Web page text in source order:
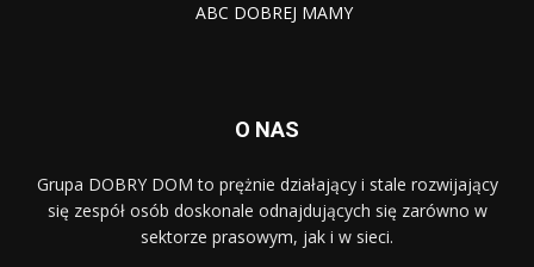
ABC DOBREJ MAMY
O NAS
Grupa DOBRY DOM to prężnie działający i stale rozwijający
się zespół osób doskonale odnajdujących się zarówno w
sektorze prasowym, jak i w sieci.